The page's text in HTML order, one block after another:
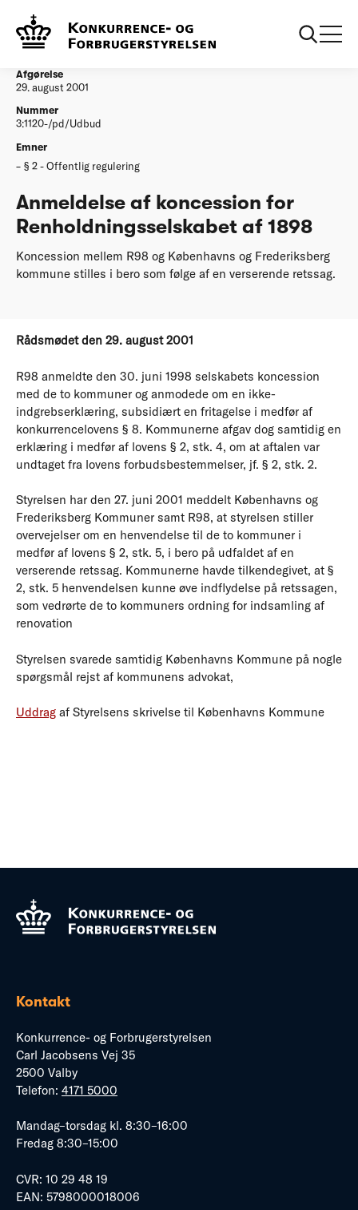
Afgørelser
Renholdningsselskabet af 1898
Afgørelse
29. august 2001
Nummer
3:1120-/pd/Udbud
Emner
§ 2 - Offentlig regulering
Anmeldelse af koncession for
Renholdningsselskabet af 1898
Koncession mellem R98 og Københavns og Frederiksberg
kommune stilles i bero som følge af en verserende retssag.
Rådsmødet den 29. august 2001
R98 anmeldte den 30. juni 1998 selskabets koncession
med de to kommuner og anmodede om en ikke-
indgrebserklæring, subsidiært en fritagelse i medfør af
konkurrencelovens § 8. Kommunerne afgav dog samtidig en
erklæring i medfør af lovens § 2, stk. 4, om at aftalen var
undtaget fra lovens forbudsbestemmelser, jf. § 2, stk. 2.
Styrelsen har den 27. juni 2001 meddelt Københavns og
Frederiksberg Kommuner samt R98, at styrelsen stiller
overvejelser om en henvendelse til de to kommuner i
medfør af lovens § 2, stk. 5, i bero på udfaldet af en
verserende retssag. Kommunerne havde tilkendegivet, at §
2, stk. 5 henvendelsen kunne øve indflydelse på retssagen,
som vedrørte de to kommuners ordning for indsamling af
renovation
Styrelsen svarede samtidig Københavns Kommune på nogle
spørgsmål rejst af kommunens advokat,
Uddrag af Styrelsens skrivelse til Københavns Kommune
Kontakt
Konkurrence- og Forbrugerstyrelsen
Carl Jacobsens Vej 35
2500 Valby
Telefon: 4171 5000
Mandag–torsdag kl. 8:30–16:00
Fredag 8:30–15:00
CVR: 10 29 48 19
EAN: 5798000018006